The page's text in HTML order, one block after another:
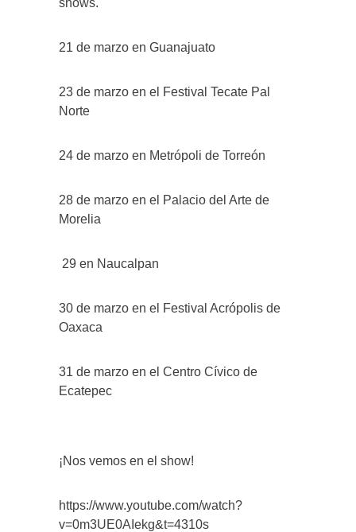
shows.
21 de marzo en Guanajuato
23 de marzo en el Festival Tecate Pal
Norte
24 de marzo en Metrópoli de Torreón
28 de marzo en el Palacio del Arte de
Morelia
29 en Naucalpan
30 de marzo en el Festival Acrópolis de
Oaxaca
31 de marzo en el Centro Cívico de
Ecatepec
¡Nos vemos en el show!
https://www.youtube.com/watch?
v=0m3UE0AIekg&t=4310s